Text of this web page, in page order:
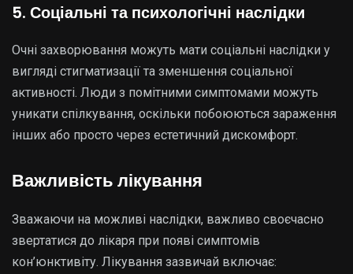
5. Соціальні та психологічні наслідки
Очні захворювання можуть мати соціальні наслідки у
вигляді стигматизації та зменшення соціальної
активності. Люди з помітними симптомами можуть
уникати спілкування, оскільки побоюються зараження
інших або просто через естетичний дискомфорт.
Важливість лікування
Зважаючи на можливі наслідки, важливо своєчасно
звертатися до лікаря при появі симптомів
кон’юнктивіту. Лікування зазвичай включає: